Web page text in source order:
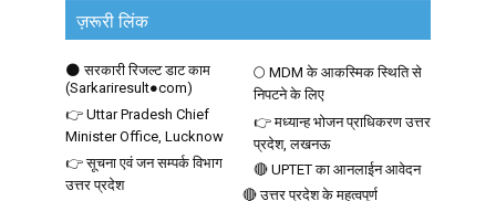
ज़रूरी लिंक
🌑 सरकारी रिजल्ट डाट काम
(Sarkariresult●com)
🌕 MDM के आकस्मिक स्थिति से
निपटने के लिए
👉 Uttar Pradesh Chief
Minister Office, Lucknow
👉 मध्यान्ह भोजन प्राधिकरण उत्तर
प्रदेश, लखनऊ
👉 सूचना एवं जन सम्पर्क विभाग
उत्तर प्रदेश
🔴 UPTET का आनलाईन आवेदन
🔴 उत्तर प्रदेश के महत्वपूर्ण